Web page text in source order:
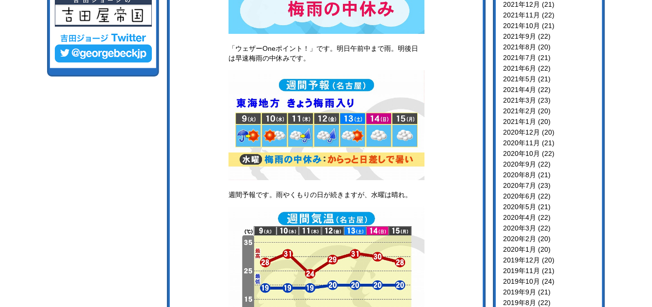
「ウェザーOneポイント！」です。明日午前中まで雨。明後日
は早速梅雨の中休みです。
週間予報です。雨やくもりの日が続きますが、水曜は晴れ。
2021年12月 (21)
2021年11月 (22)
2021年10月 (21)
2021年9月 (22)
2021年8月 (20)
2021年7月 (21)
2021年6月 (22)
2021年5月 (21)
2021年4月 (22)
2021年3月 (23)
2021年2月 (20)
2021年1月 (20)
2020年12月 (20)
2020年11月 (21)
2020年10月 (22)
2020年9月 (22)
2020年8月 (21)
2020年7月 (23)
2020年6月 (22)
2020年5月 (21)
2020年4月 (22)
2020年3月 (22)
2020年2月 (20)
2020年1月 (20)
2019年12月 (20)
2019年11月 (21)
2019年10月 (24)
2019年9月 (21)
2019年8月 (22)